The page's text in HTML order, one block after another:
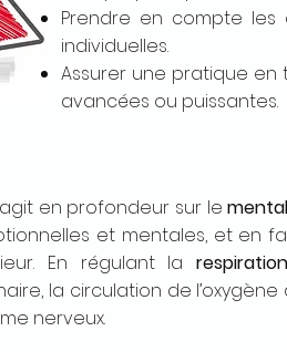
Prendre en compte les
individuelles.
Assurer une pratique
avancées ou puissantes.
agit en profondeur sur lemental
et mentales, et en
En régulant la
la circulation de
nerveux.